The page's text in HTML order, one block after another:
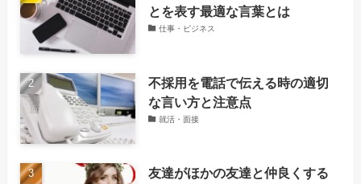
とを表す最適な言葉とは
仕事・ビジネス
不採用を電話で伝える時の適切
な言い方と注意点
就活・面接
友達がほかの友達と仲良くする